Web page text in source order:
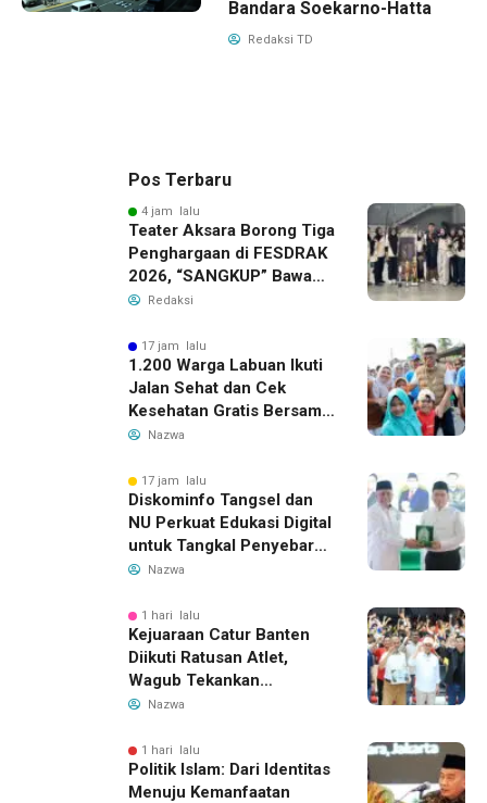
Bandara Soekarno-Hatta
Redaksi TD
Pos Terbaru
4 jam lalu
Teater Aksara Borong Tiga
Penghargaan di FESDRAK
2026, “SANGKUP” Bawa
Pulang Juara 2 Grup
Redaksi
17 jam lalu
1.200 Warga Labuan Ikuti
Jalan Sehat dan Cek
Kesehatan Gratis Bersama
Gubernur Banten
Nazwa
17 jam lalu
Diskominfo Tangsel dan
NU Perkuat Edukasi Digital
untuk Tangkal Penyebaran
Hoaks
Nazwa
1 hari lalu
Kejuaraan Catur Banten
Diikuti Ratusan Atlet,
Wagub Tekankan
Pembinaan Dini
Nazwa
1 hari lalu
Politik Islam: Dari Identitas
Menuju Kemanfaatan